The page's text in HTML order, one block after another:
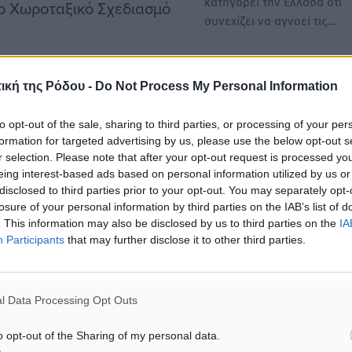
της Ρόδου - Do Not Process My Personal Information
opt-out of the sale, sharing to third parties, or processing of your
for targeted advertising by us, please use the below opt-out
selection. Please note that after your opt-out request is processed
interest-based ads based on personal information utilized by us
to third parties prior to your opt-out. You may separately
of your personal information by third parties on the IAB’s list of
This information may also be disclosed by us to third parties on the
Participants that may further disclose it to other third parties.
Data Processing Opt Outs
opt-out of the Sharing of my personal data.
Χωροταξικό Σχεδιασμό
να τονίσω ότι εάν αυτή
μία τουρκική, υπάρχει
είναι ο δρόμος του
τον καθορισμό της
ψηλώνει και μεγαλώνει
βρίσκονται
ελληνικής
δικαίου το οποίο
μεταξύ των
συνεχίζει να αγνοεί τις…
αντιδράσεις για τον
συζητήθηκε σε εκδήλωση
Κινητοποίηση εκτός του
Υπουργείου Εξωτερικών
της ΜΙΤ προκαλεί η
εκ μέρους της Ελλάδας,…
«Γαλάζια Πατρίδα»: Η
Με σαφές μήνυμα ότι
εσωτερικός νομοθέτης